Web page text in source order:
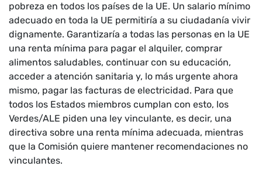
pobreza en todos los países de la UE. Un salario mínimo
adecuado en toda la UE permitiría a su ciudadanía vivir
dignamente. Garantizaría a todas las personas en la UE
una renta mínima para pagar el alquiler, comprar
alimentos saludables, continuar con su educación,
acceder a atención sanitaria y, lo más urgente ahora
mismo, pagar las facturas de electricidad. Para que
todos los Estados miembros cumplan con esto, los
Verdes/ALE piden una ley vinculante, es decir, una
directiva sobre una renta mínima adecuada, mientras
que la Comisión quiere mantener recomendaciones no
vinculantes.